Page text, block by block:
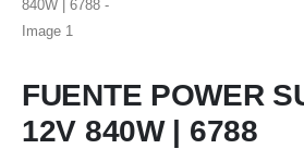
FUENTE POWER
12V 840W | 6788